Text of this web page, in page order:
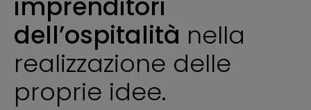
imprenditori
dell’ospitalità nella
realizzazione delle
proprie idee.